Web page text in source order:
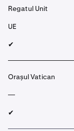
Regatul Unit
UE
✔︎
Orașul Vatican
—
✔︎